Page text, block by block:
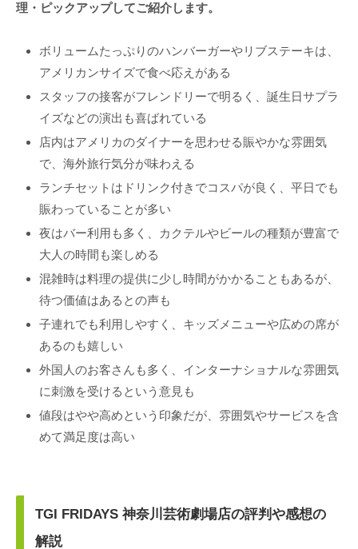
理・ピックアップしてご紹介します。
ボリュームたっぷりのハンバーガーやリブステーキは、
アメリカンサイズで食べ応えがある
スタッフの接客がフレンドリーで明るく、誕生日サプラ
イズなどの演出も喜ばれている
店内はアメリカのダイナーを思わせる賑やかな雰囲気
で、海外旅行気分が味わえる
ランチセットはドリンク付きでコスパが良く、平日でも
賑わっていることが多い
夜はバー利用も多く、カクテルやビールの種類が豊富で
大人の時間も楽しめる
混雑時は料理の提供に少し時間がかかることもあるが、
待つ価値はあるとの声も
子連れでも利用しやすく、キッズメニューや広めの席が
あるのも嬉しい
外国人のお客さんも多く、インターナショナルな雰囲気
に刺激を受けるという意見も
値段はやや高めという印象だが、雰囲気やサービスを含
めて満足度は高い
TGI FRIDAYS 神奈川芸術劇場店の評判や感想の
解説